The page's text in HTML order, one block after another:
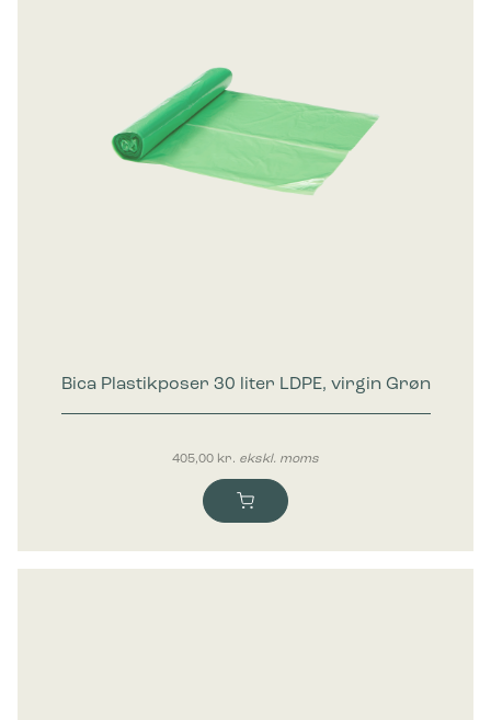
Bica Plastikposer 30 liter LDPE, virgin Grøn
405,00 kr. ekskl. moms